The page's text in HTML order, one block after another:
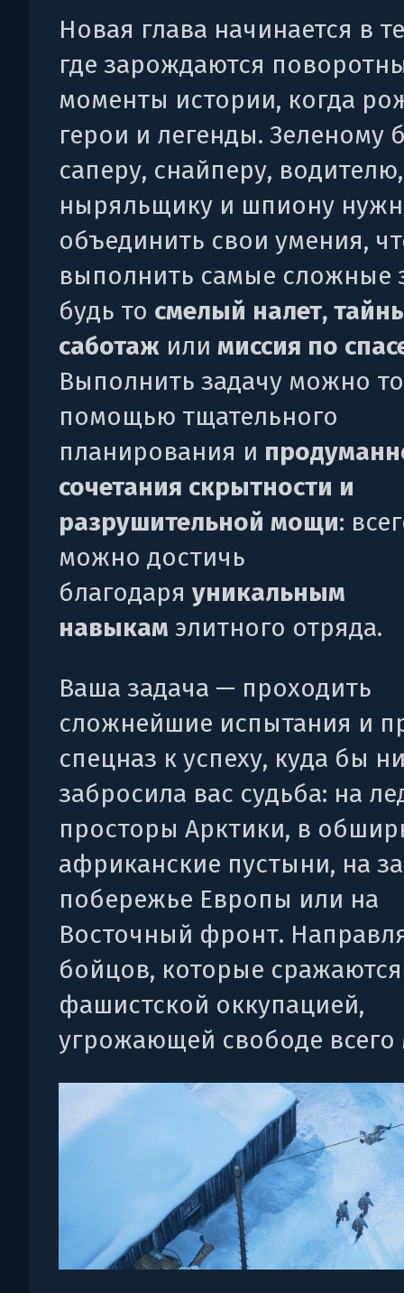
Новая глава начинается в
где зарождаются
моменты истории, когда
герои и легенды. Зеленому
саперу, снайперу, водителю,
ныряльщику и шпиону
объединить свои умения,
выполнить самые сложные
будь то смелый налет,
саботаж или миссия по
Выполнить задачу можно
помощью тщательного
планирования и
сочетания скрытности и
разрушительной мощи:
можно достичь
благодаря уникальным
навыкам элитного отряда.
Ваша задача — проходить
сложнейшие испытания и
спецназ к успеху, куда бы
забросила вас судьба: на
просторы Арктики, в
африканские пустыни, на
побережье Европы или на
Восточный фронт.
бойцов, которые
фашистской оккупацией,
угрожающей свободе всего